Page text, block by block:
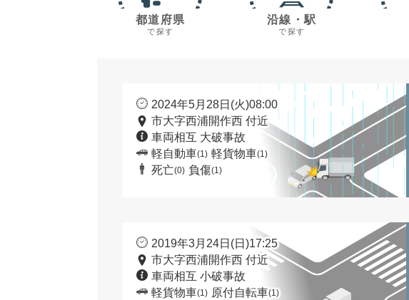
都道府県
で探す
沿線・駅
で探す
2024年5月28日(火)08:00
市大字西浦開作西 付近
車両相互 大破事故
軽自動車(1) 軽貨物車(1)
死亡(0) 負傷(1)
2019年3月24日(日)17:25
市大字西浦開作西 付近
車両相互 小破事故
軽貨物車(1) 原付自転車(1)